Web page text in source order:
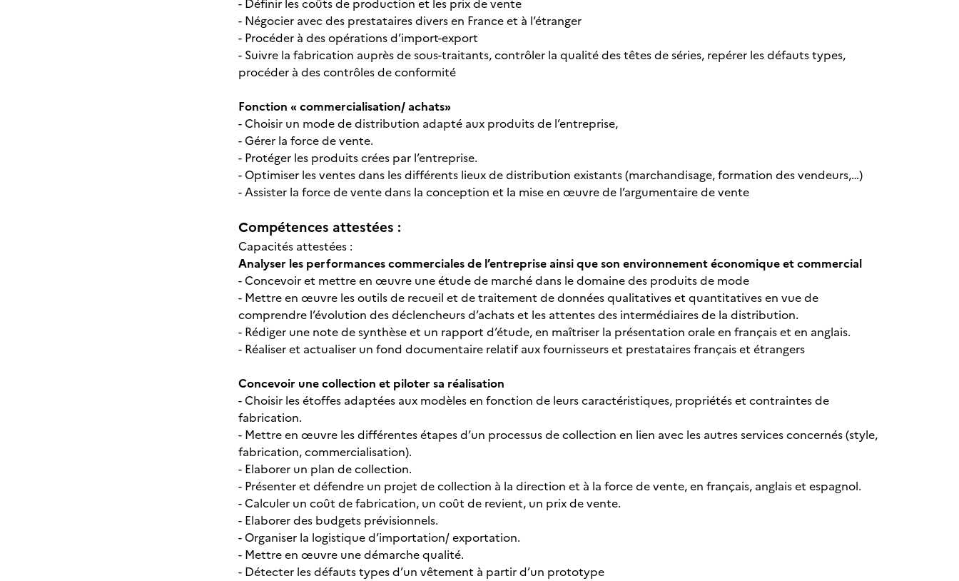
- Définir les coûts de production et les prix de vente
- Négocier avec des prestataires divers en France et à l’étranger
- Procéder à des opérations d’import-export
- Suivre la fabrication auprès de sous-traitants, contrôler la qualité des têtes de séries, repérer les défauts types,
procéder à des contrôles de conformité
Fonction « commercialisation/ achats»
- Choisir un mode de distribution adapté aux produits de l’entreprise,
- Gérer la force de vente.
- Protéger les produits crées par l’entreprise.
- Optimiser les ventes dans les différents lieux de distribution existants (marchandisage, formation des vendeurs,…)
- Assister la force de vente dans la conception et la mise en œuvre de l’argumentaire de vente
Compétences attestées :
Capacités attestées :
Analyser les performances commerciales de l’entreprise ainsi que son environnement économique et commercial
- Concevoir et mettre en œuvre une étude de marché dans le domaine des produits de mode
- Mettre en œuvre les outils de recueil et de traitement de données qualitatives et quantitatives en vue de
comprendre l’évolution des déclencheurs d’achats et les attentes des intermédiaires de la distribution.
- Rédiger une note de synthèse et un rapport d’étude, en maîtriser la présentation orale en français et en anglais.
- Réaliser et actualiser un fond documentaire relatif aux fournisseurs et prestataires français et étrangers
Concevoir une collection et piloter sa réalisation
- Choisir les étoffes adaptées aux modèles en fonction de leurs caractéristiques, propriétés et contraintes de
fabrication.
- Mettre en œuvre les différentes étapes d’un processus de collection en lien avec les autres services concernés (style,
fabrication, commercialisation).
- Elaborer un plan de collection.
- Présenter et défendre un projet de collection à la direction et à la force de vente, en français, anglais et espagnol.
- Calculer un coût de fabrication, un coût de revient, un prix de vente.
- Elaborer des budgets prévisionnels.
- Organiser la logistique d’importation/ exportation.
- Mettre en œuvre une démarche qualité.
- Détecter les défauts types d’un vêtement à partir d’un prototype